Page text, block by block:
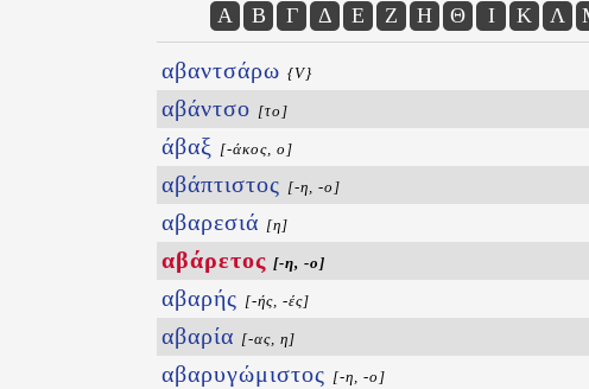
Α Β Γ Δ Ε Ζ Η Θ Ι Κ Λ
αβαντσάρω {V}
αβάντσο [το]
άβαξ [-άκος, ο]
αβάπτιστος [-η, -ο]
αβαρεσιά [η]
αβάρετος [-η, -ο]
αβαρής [-ής, -ές]
αβαρία [-ας, η]
αβαρυγώμιστος [-η, -ο]